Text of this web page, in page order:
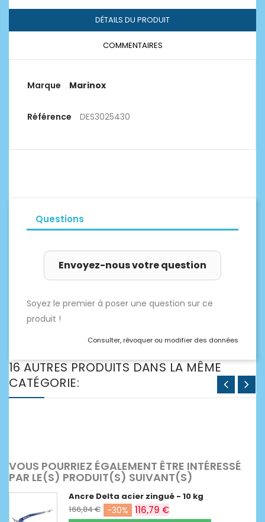
DÉTAILS DU PRODUIT
COMMENTAIRES
Marque Marinox
Référence DES3025430
Questions
Envoyez-nous votre question
Soyez le premier à poser une question sur ce
produit !
Consulter, révoquer ou modifier des données
16 AUTRES PRODUITS DANS LA MÊME
CATÉGORIE:
VOUS POURRIEZ ÉGALEMENT ÊTRE INTÉRESSÉ
PAR LE(S) PRODUIT(S) SUIVANT(S)
Ancre Delta acier zingué - 10 kg
166,84 €
-30% 116,79 €